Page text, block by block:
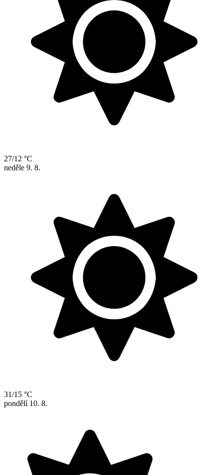
27/12 °C
neděle 9. 8.
31/15 °C
pondělí 10. 8.